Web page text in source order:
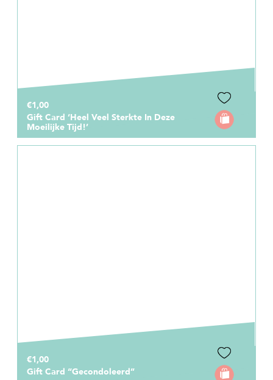
€1,00
Gift Card ‘Heel Veel Sterkte In Deze
Moeilijke Tijd!’
€1,00
Gift Card “Gecondoleerd”